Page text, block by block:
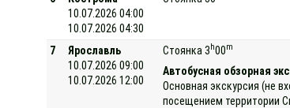
10.07.2026 04:00
10.07.2026 04:30
7
Ярославль
10.07.2026 09:00
10.07.2026 12:00
Стоянка 3 h00m
Автобусная обзорная
Основная экскурсия (не
посещением территории